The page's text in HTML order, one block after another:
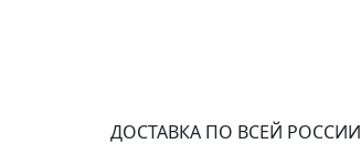
ДОСТАВКА ПО ВСЕЙ РОССИИ